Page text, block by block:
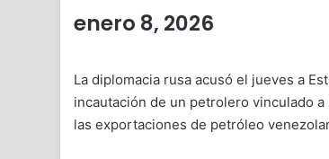
enero 8, 2026
La diplomacia rusa acusó el jueves a
incautación de un petrolero vinculado
las exportaciones de petróleo